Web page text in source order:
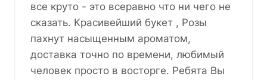
все круто - это всеравно что ни чего не
сказать. Красивейший букет , Розы
пахнут насыщенным ароматом,
доставка точно по времени, любимый
человек просто в восторге. Ребята Вы